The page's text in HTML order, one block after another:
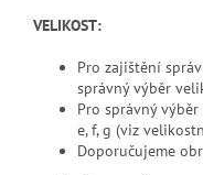
VELIKOST:
Pro zajištění
správný výběr
Pro správný
e, f, g (viz
Doporučujeme